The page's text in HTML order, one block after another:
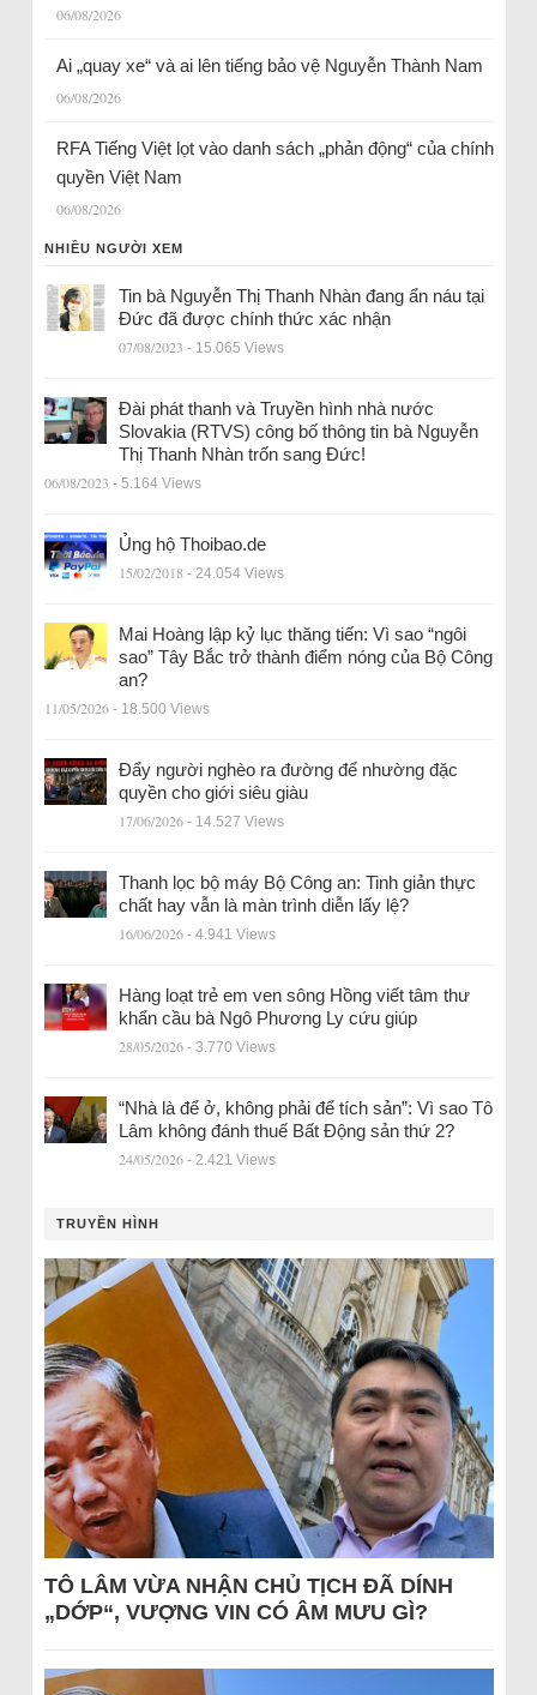
06/08/2026
Ai „quay xe“ và ai lên tiếng bảo vệ Nguyễn Thành Nam
06/08/2026
RFA Tiếng Việt lọt vào danh sách „phản động“ của chính
quyền Việt Nam
06/08/2026
NHIỀU NGƯỜI XEM
Tin bà Nguyễn Thị Thanh Nhàn đang ẩn náu tại
Đức đã được chính thức xác nhận
07/08/2023 - 15.065 Views
Đài phát thanh và Truyền hình nhà nước
Slovakia (RTVS) công bố thông tin bà Nguyễn
Thị Thanh Nhàn trốn sang Đức!
06/08/2023 - 5.164 Views
Ủng hộ Thoibao.de
15/02/2018 - 24.054 Views
Mai Hoàng lập kỷ lục thăng tiến: Vì sao “ngôi
sao” Tây Bắc trở thành điểm nóng của Bộ Công
an?
11/05/2026 - 18.500 Views
Đẩy người nghèo ra đường để nhường đặc
quyền cho giới siêu giàu
17/06/2026 - 14.527 Views
Thanh lọc bộ máy Bộ Công an: Tinh giản thực
chất hay vẫn là màn trình diễn lấy lệ?
16/06/2026 - 4.941 Views
Hàng loạt trẻ em ven sông Hồng viết tâm thư
khẩn cầu bà Ngô Phương Ly cứu giúp
28/05/2026 - 3.770 Views
“Nhà là để ở, không phải để tích sản”: Vì sao Tô
Lâm không đánh thuế Bất Động sản thứ 2?
24/05/2026 - 2.421 Views
TRUYỀN HÌNH
TÔ LÂM VỪA NHẬN CHỦ TỊCH ĐÃ DÍNH
„DỚP“, VƯỢNG VIN CÓ ÂM MƯU GÌ?